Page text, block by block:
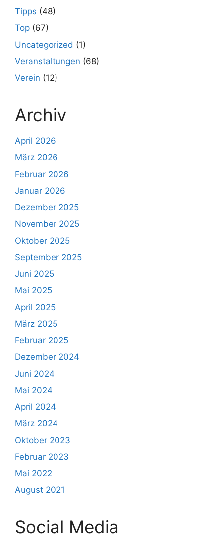
Tipps (48)
Top (67)
Uncategorized (1)
Veranstaltungen (68)
Verein (12)
Archiv
April 2026
März 2026
Februar 2026
Januar 2026
Dezember 2025
November 2025
Oktober 2025
September 2025
Juni 2025
Mai 2025
April 2025
März 2025
Februar 2025
Dezember 2024
Juni 2024
Mai 2024
April 2024
März 2024
Oktober 2023
Februar 2023
Mai 2022
August 2021
Social Media